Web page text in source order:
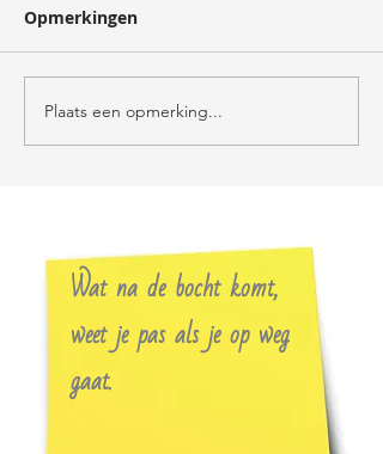
verzorger
Opmerkingen
Plaats een opmerking...
Wat na de bocht komt,
weet je pas als je op weg
gaat.